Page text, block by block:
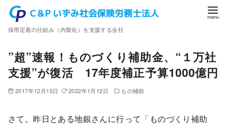
採用定着の仕組み（内製化）を支援する会社
”超”速報！ものづくり補助金、“１万社
支援”が復活 17年度補正予算1000億円
2017年12月15日 2022年1月12日 もの補助
さて。昨日とある地銀さんに行って「ものづくり補助